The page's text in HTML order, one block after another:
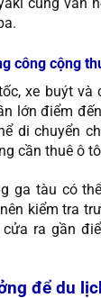
công cộng
xe buýt
lớn điểm
di chuyển
cần thuê ô
ga tàu có
kiểm tra
ra gần
để du